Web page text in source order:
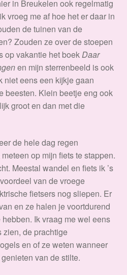
in Breukelen ook regelmatig
vroeg me af hoe het er daar in
de tuinen van de
Zouden ze over de stoepen
op vakantie het boek Daar
en mijn sterrenbeeld is ook
niet eens een kijkje gaan
beesten. Klein beetje eng ook
groot en dan met die
de hele dag regen
op mijn fiets te stappen.
Meestal wandel en fiets ik ’s
van de vroege
fietsers nog sliepen. Er
en ze halen je voortdurend
Ik vraag me wel eens
zien, de prachtige
en of ze weten wanneer
van de stilte.